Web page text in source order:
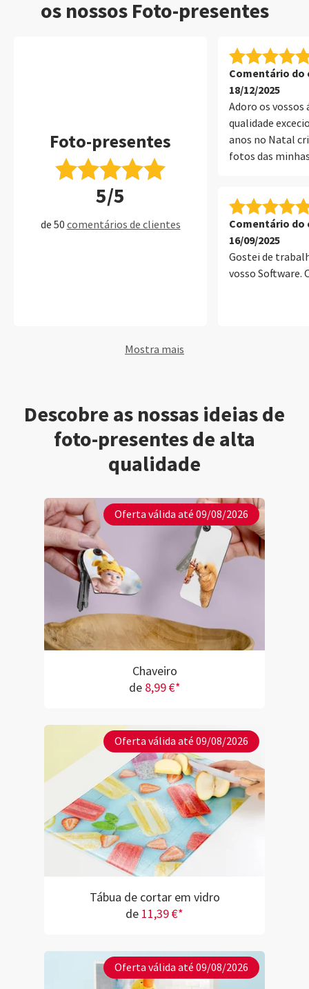
os nossos Foto-presentes
Foto-presentes
5/5
de 50 comentários de clientes
Comentário do
18/12/2025
Adoro os
qualidade
anos no Natal
fotos das
Comentário do
16/09/2025
Gostei de
vosso Software.
Mostra mais
Descobre as nossas ideias de
foto-presentes de alta
qualidade
Oferta válida até 09/08/2026
Chaveiro
de 8,99 €*
Oferta válida até 09/08/2026
Tábua de cortar em vidro
de 11,39 €*
Oferta válida até 09/08/2026